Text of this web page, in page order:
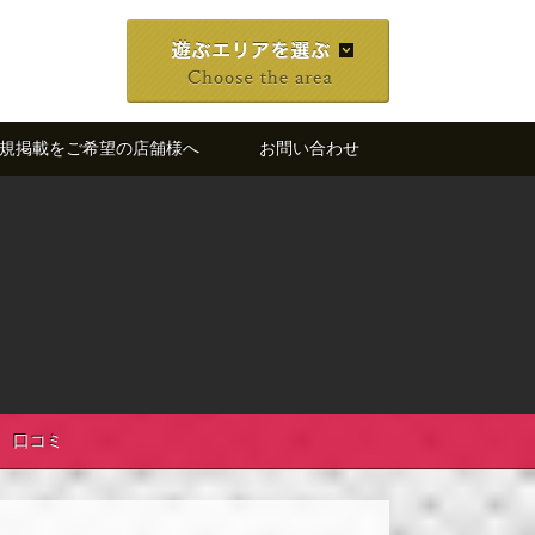
掲載をご希望の店舗様へ お問い合わせ
口コミ